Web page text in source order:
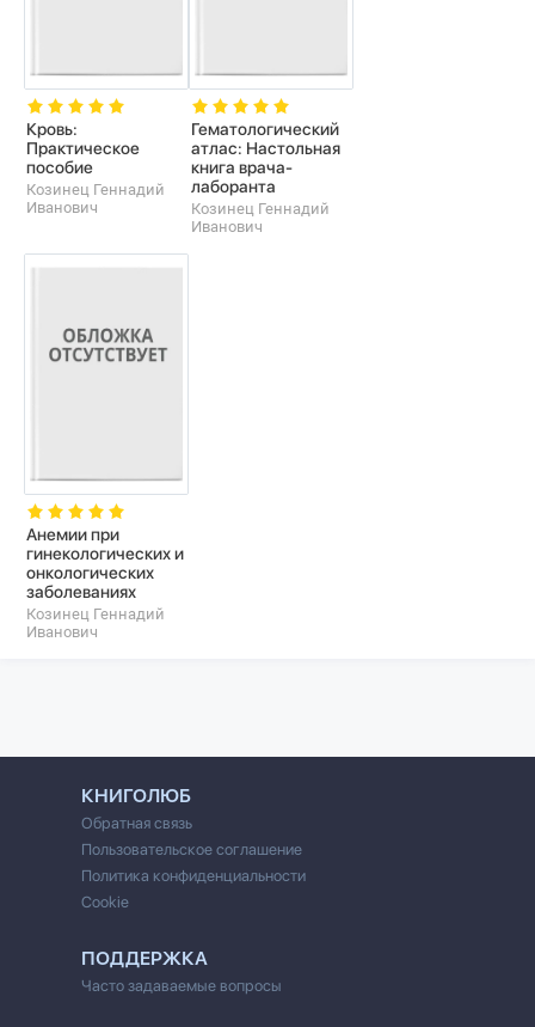
Кровь:
Практическое
пособие
Козинец Геннадий
Иванович
Гематологический
атлас: Настольная
книга врача-
лаборанта
Козинец Геннадий
Иванович
Анемии при
гинекологических и
онкологических
заболеваниях
Козинец Геннадий
Иванович
КНИГОЛЮБ
Обратная связь
Пользовательское соглашение
Политика конфиденциальности
Cookie
ПОДДЕРЖКА
Часто задаваемые вопросы